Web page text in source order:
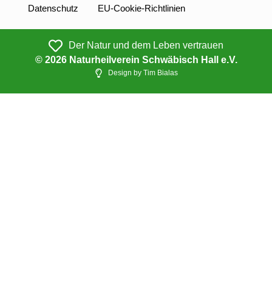
Datenschutz EU-Cookie-Richtlinien
Der Natur und dem Leben vertrauen
© 2026 Naturheilverein Schwäbisch Hall e.V.
Design by Tim Bialas